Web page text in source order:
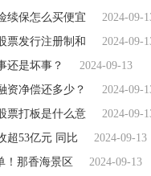
续保怎么买便宜
2024-09-
票发行注册制和
2024-09-
还是坏事？
2024-09-13
资净偿还多少？
2024-09-
票打板是什么意
2024-09-
超53亿元 同比
2024-09-13
！那香海景区
2024-09-13